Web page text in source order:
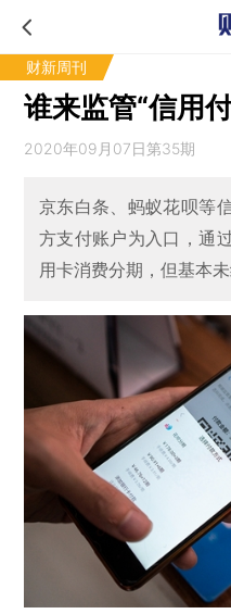
财新周刊
谁来监管“信用
2020年09月07日第35期
京东白条、蚂蚁花呗等
方支付账户为入口，通
用卡消费分期，但基本